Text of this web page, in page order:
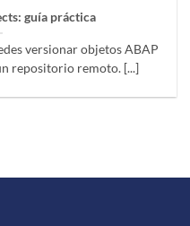
guía práctica
versionar objetos ABAP
repositorio remoto. [...]